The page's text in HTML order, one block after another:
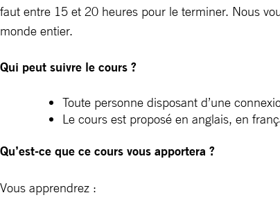
faut entre 15 et 20 heures pour le terminer. Nous
monde entier.
Qui peut suivre le cours ?
Toute personne disposant d’une
Le cours est proposé en anglais, en
Qu’est-ce que ce cours vous apportera ?
Vous apprendrez :